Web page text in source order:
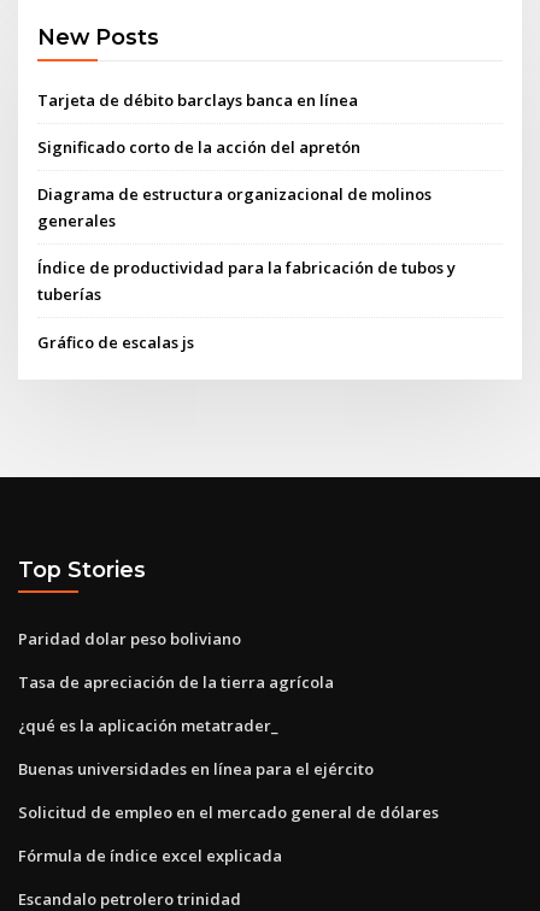
New Posts
Tarjeta de débito barclays banca en línea
Significado corto de la acción del apretón
Diagrama de estructura organizacional de molinos
generales
Índice de productividad para la fabricación de tubos y
tuberías
Gráfico de escalas js
Top Stories
Paridad dolar peso boliviano
Tasa de apreciación de la tierra agrícola
¿qué es la aplicación metatrader_
Buenas universidades en línea para el ejército
Solicitud de empleo en el mercado general de dólares
Fórmula de índice excel explicada
Escandalo petrolero trinidad